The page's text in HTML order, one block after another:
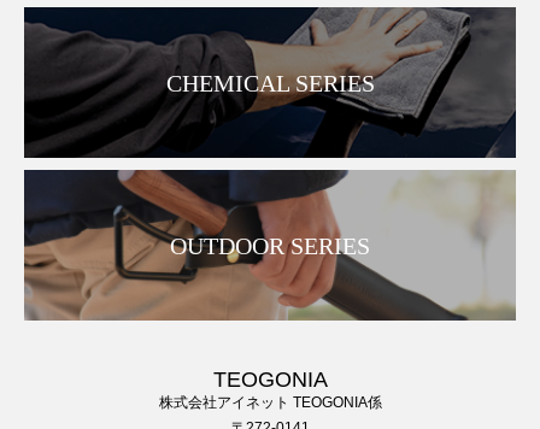
CHEMICAL SERIES
OUTDOOR SERIES
TEOGONIA
株式会社アイネット TEOGONIA係